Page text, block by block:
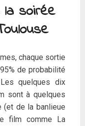
soirée
chaque sortie
de probabilité
quelques dix
sont à quelques
(et de la banlieue
film comme La